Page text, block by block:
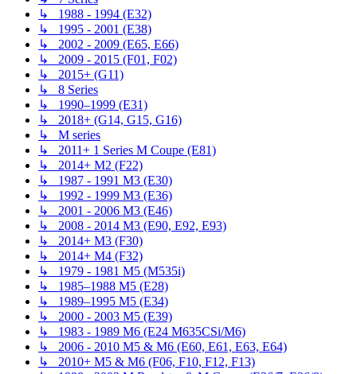
↳ 1988 - 1994 (E32)
↳ 1995 - 2001 (E38)
↳ 2002 - 2009 (E65, E66)
↳ 2009 - 2015 (F01, F02)
↳ 2015+ (G11)
↳ 8 Series
↳ 1990–1999 (E31)
↳ 2018+ (G14, G15, G16)
↳ M series
↳ 2011+ 1 Series M Coupe (E81)
↳ 2014+ M2 (F22)
↳ 1987 - 1991 M3 (E30)
↳ 1992 - 1999 M3 (E36)
↳ 2001 - 2006 M3 (E46)
↳ 2008 - 2014 M3 (E90, E92, E93)
↳ 2014+ M3 (F30)
↳ 2014+ M4 (F32)
↳ 1979 - 1981 M5 (M535i)
↳ 1985–1988 M5 (E28)
↳ 1989–1995 M5 (E34)
↳ 2000 - 2003 M5 (E39)
↳ 1983 - 1989 M6 (E24 M635CSi/M6)
↳ 2006 - 2010 M5 & M6 (E60, E61, E63, E64)
↳ 2010+ M5 & M6 (F06, F10, F12, F13)